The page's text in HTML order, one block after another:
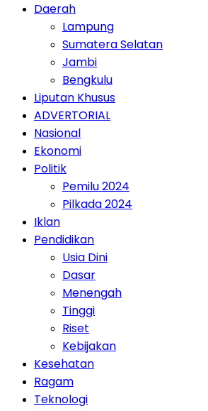
Daerah
Lampung
Sumatera Selatan
Jambi
Bengkulu
Liputan Khusus
ADVERTORIAL
Nasional
Ekonomi
Politik
Pemilu 2024
Pilkada 2024
Iklan
Pendidikan
Usia Dini
Dasar
Menengah
Tinggi
Riset
Kebijakan
Kesehatan
Ragam
Teknologi